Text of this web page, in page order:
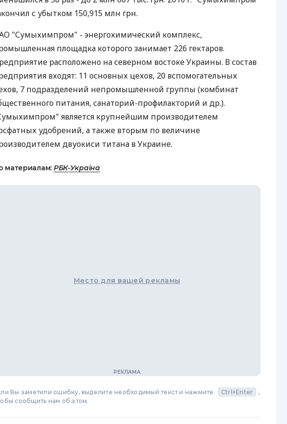
с убытком 150,915 млн грн.
"Сумыхимпром" - энергохимический комплекс,
площадка которого занимает 226 гектаров.
расположено на северном востоке Украины. В состав
входят: 11 основных цехов, 20 вспомогательных
7 подразделений непромышленной группы (комбинат
питания, санаторий-профилакторий и др.).
является крупнейшим производителем
удобрений, а также вторым по величине
двуокиси титана в Украине.
материалам: РБК-Україна
Место для вашей рекламы
Вы заметили ошибку, выделите необходимый текст и нажмите Ctrl+Enter
,
сообщить нам об этом.